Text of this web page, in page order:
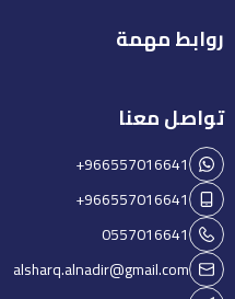
روابط مهمة
تواصل معنا
+966557016641
+966557016641
0557016641
alsharq.alnadir@gmail.com